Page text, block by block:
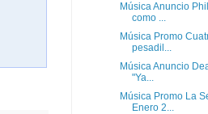
Música Anuncio
como ...
Música Promo
pesadil...
Música Anuncio
"Ya...
Música Promo La
Enero 2...